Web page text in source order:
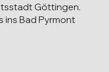
Göttingen.
ins Bad Pyrmont